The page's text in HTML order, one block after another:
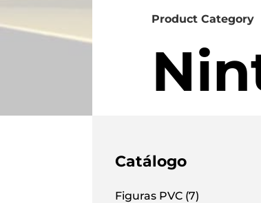
Product Category
Catálogo
Figuras PVC (7)